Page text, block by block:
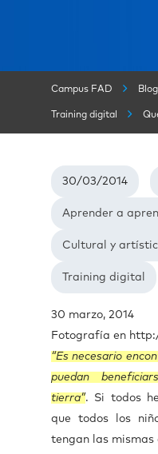
Campus FAD Blog
Training digital
30/03/2014
Aprender a
Cultural y
Training digital
30 marzo, 2014
Fotografía en
“Es necesario
puedan
tierra”. Si todos
que todos los
tengan las mismas